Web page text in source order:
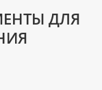
ДЛЯ